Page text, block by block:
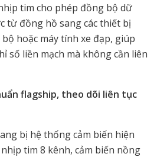
tim cho phép đồng bộ dữ
từ đồng hồ sang các thiết bị
hoặc máy tính xe đạp, giúp
số liền mạch mà không cần liên
flagship, theo dõi liên tục
bị hệ thống cảm biến hiện
tim 8 kênh, cảm biến nồng